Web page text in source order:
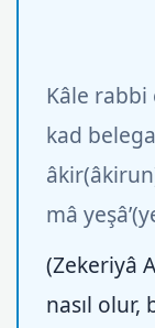
Kâle
kad
mâ
(Zekeriyâ
nasıl olur,